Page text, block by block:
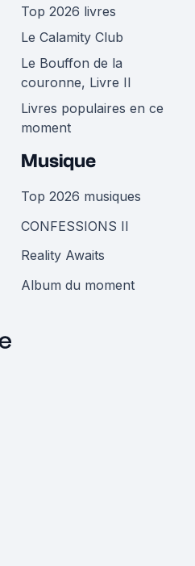
Top 2026 livres
Le Calamity Club
Le Bouffon de la
couronne, Livre II
Livres populaires en ce
moment
Musique
Top 2026 musiques
CONFESSIONS II
Reality Awaits
Album du moment